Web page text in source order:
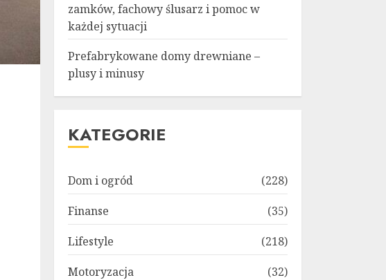
zamków, fachowy ślusarz i pomoc w
każdej sytuacji
Prefabrykowane domy drewniane –
plusy i minusy
KATEGORIE
Dom i ogród
(228)
Finanse
(35)
Lifestyle
(218)
Motoryzacja
(32)